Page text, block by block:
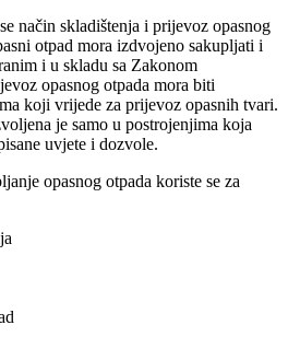
način skladištenja i prijevoz opasnog
otpad mora izdvojeno sakupljati i
i u skladu sa Zakonom
opasnog otpada mora biti
koji vrijede za prijevoz opasnih tvari.
je samo u postrojenjima koja
uvjete i dozvole.
opasnog otpada koriste se za